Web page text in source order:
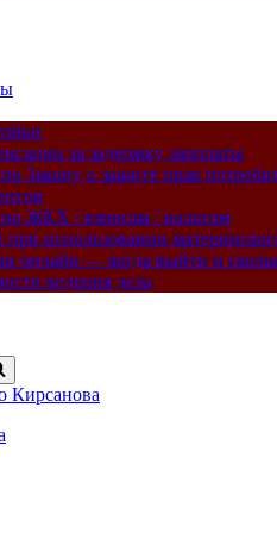
за задержку зарплаты
Закону о защите прав
по ЖКХ / взносам / налогам
при использовании
онлайн — когда выйти и
ведения дела